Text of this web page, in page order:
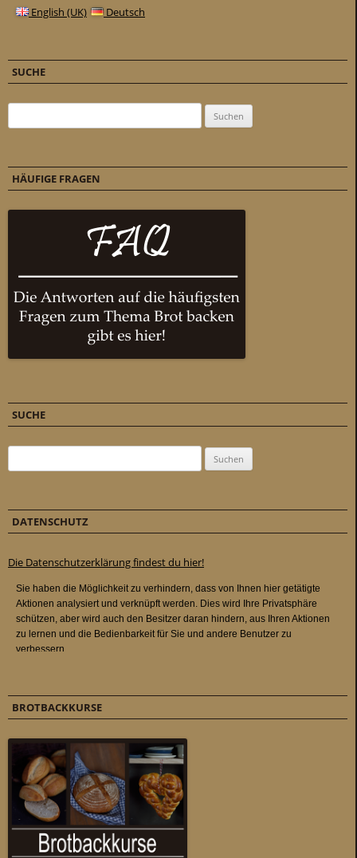
English (UK) Deutsch
SUCHE
HÄUFIGE FRAGEN
SUCHE
DATENSCHUTZ
Die Datenschutzerklärung findest du hier!
BROTBACKKURSE